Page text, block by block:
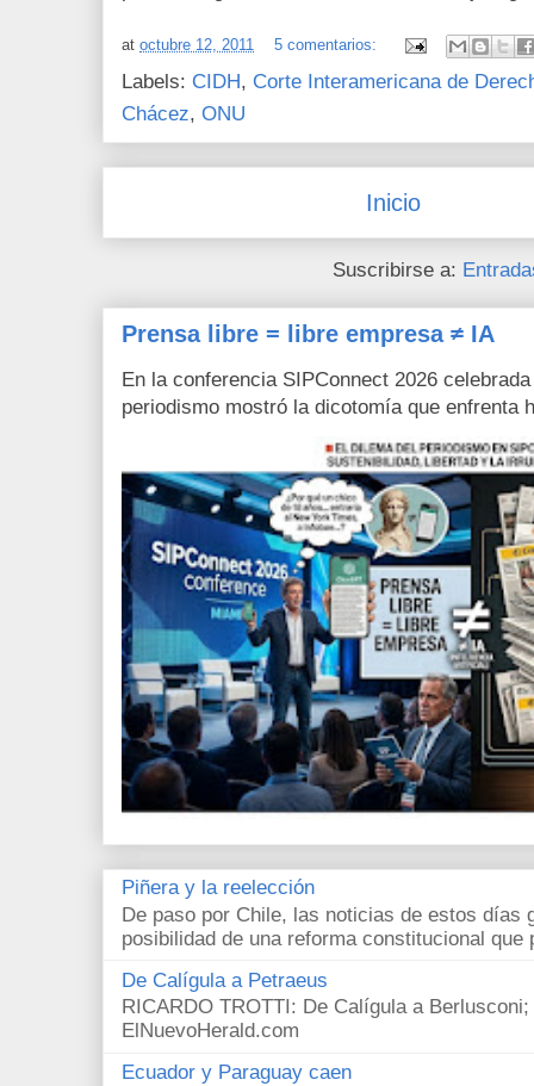
at octubre 12, 2011 5 comentarios:
Labels: CIDH, Corte Interamericana de
Chácez, ONU
Inicio
Suscribirse a:
Prensa libre = libre empresa ≠ IA
En la conferencia SIPConnect 2026
periodismo mostró la dicotomía que enfrenta
Piñera y la reelección
De paso por Chile, las noticias de estos días
posibilidad de una reforma constitucional
De Calígula a Petraeus
RICARDO TROTTI: De Calígula a
ElNuevoHerald.com
Ecuador y Paraguay caen